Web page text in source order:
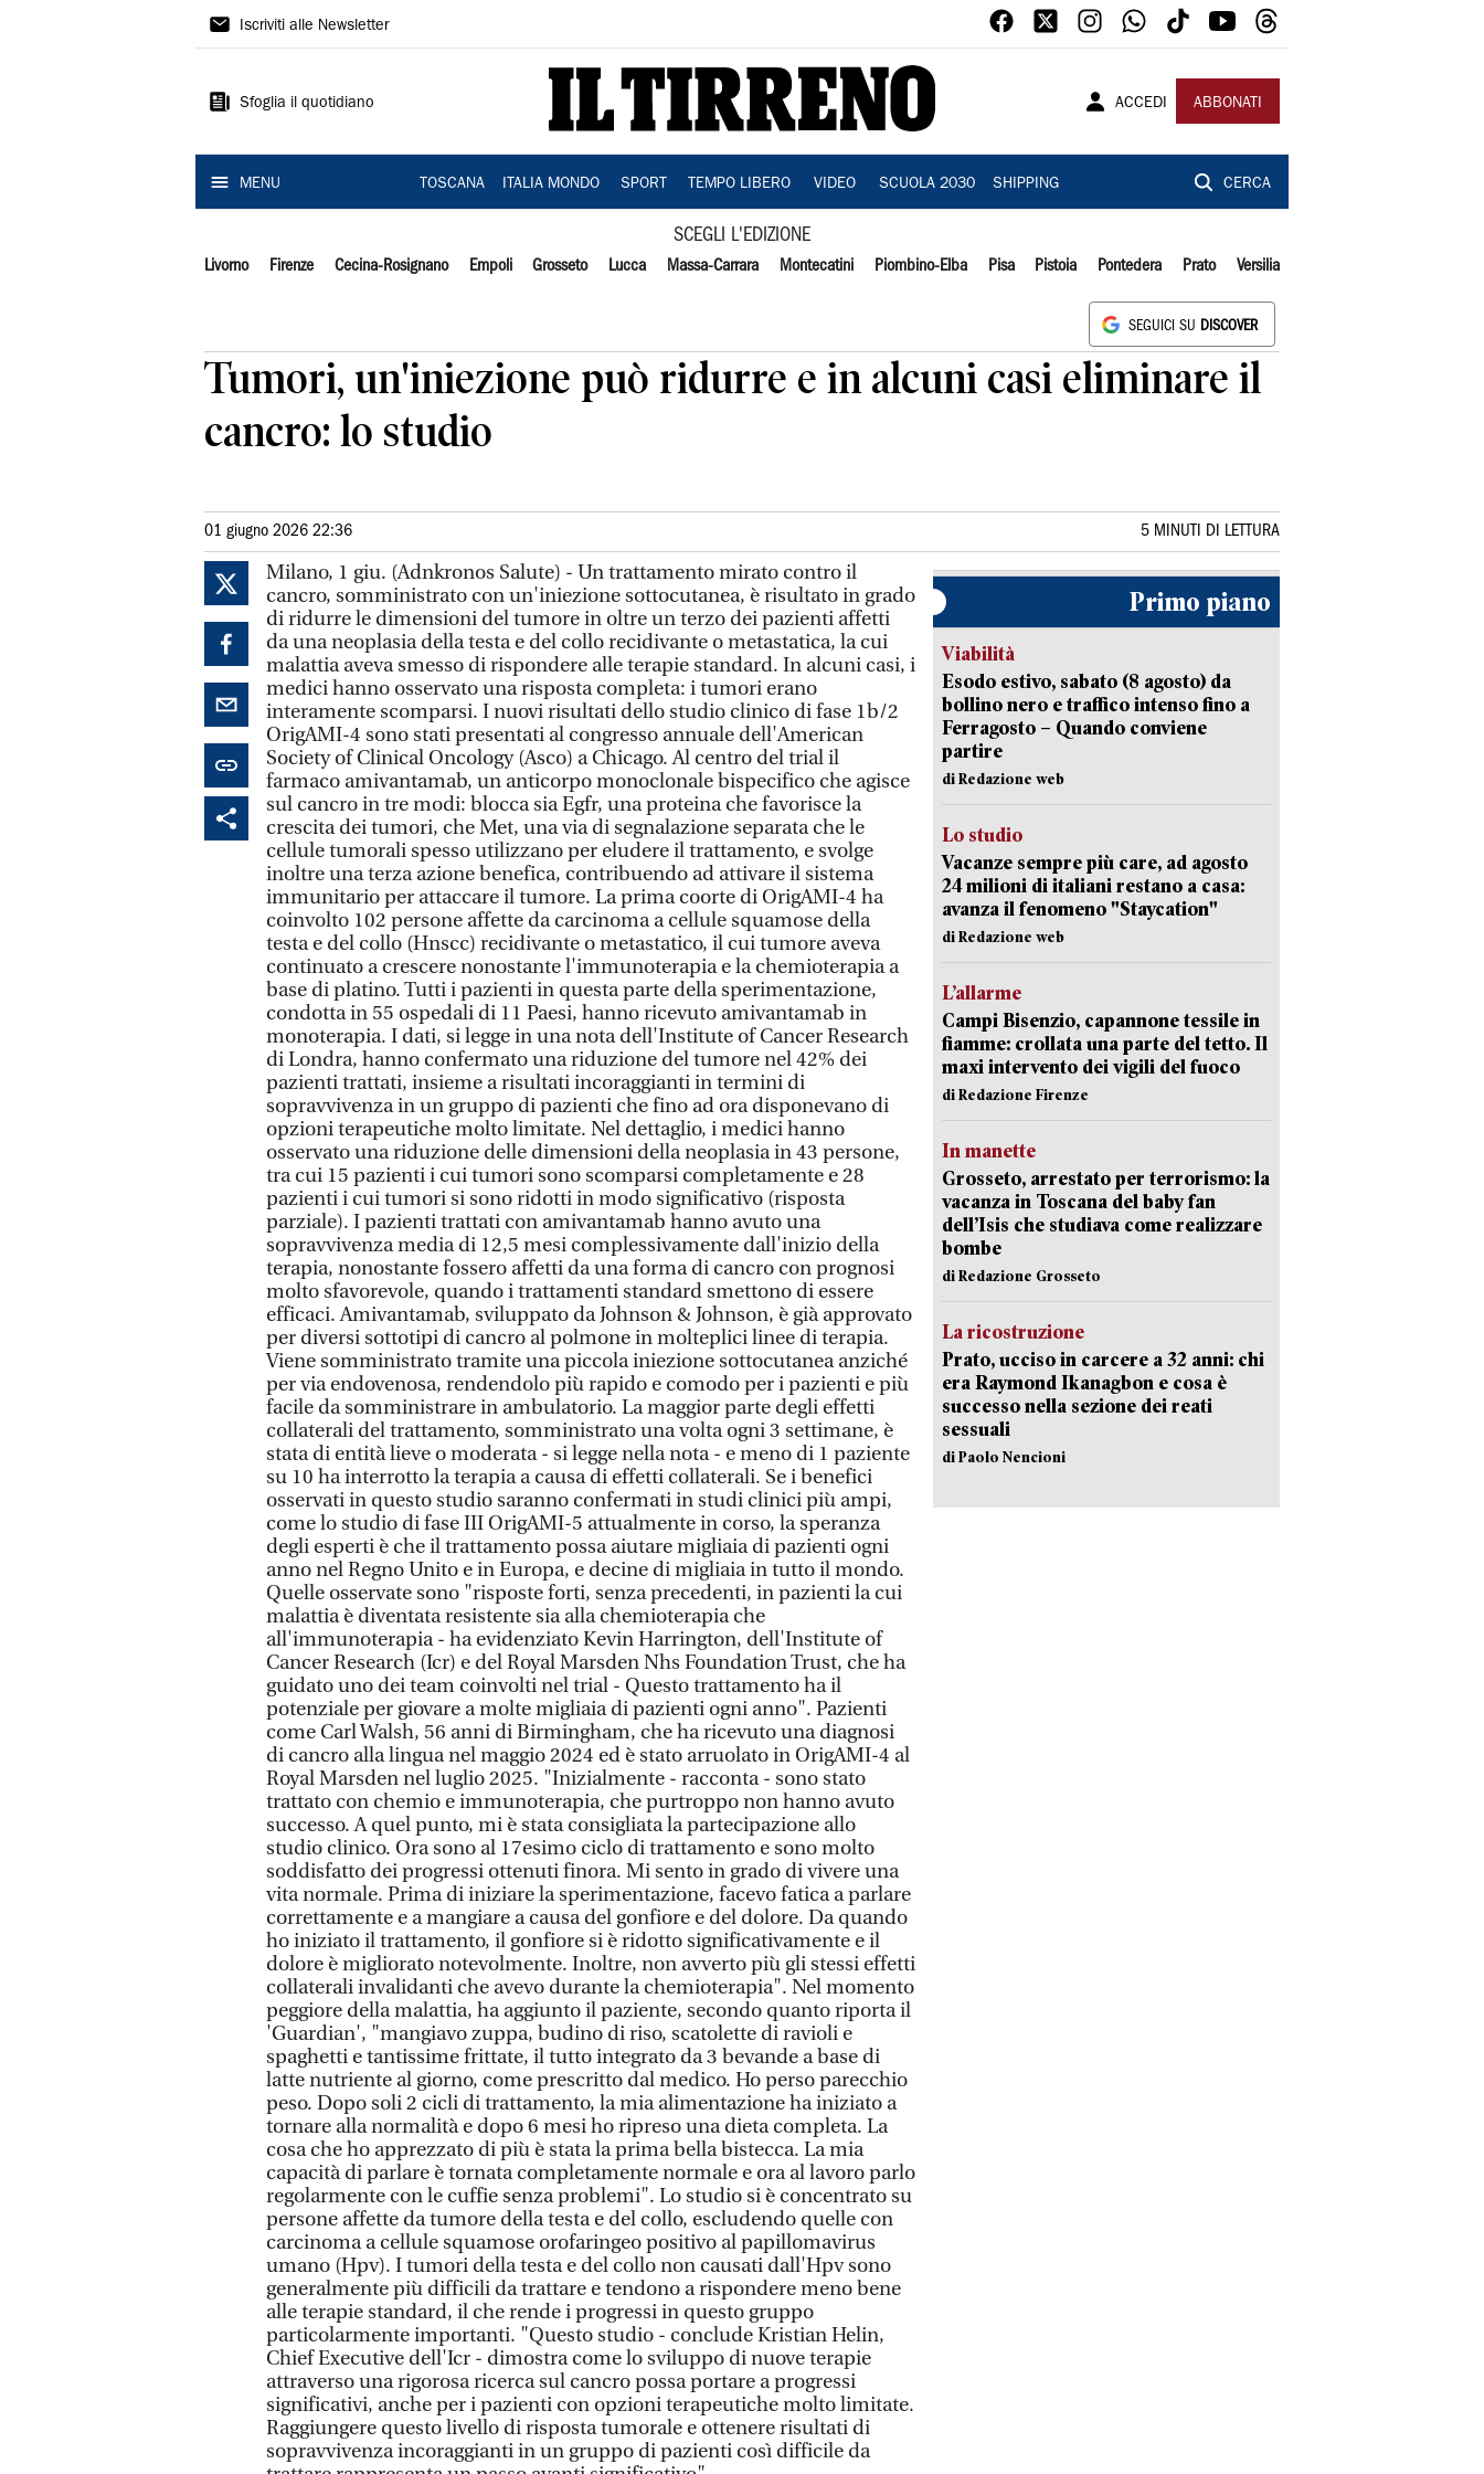
Il
Iscriviti alle Newsletter
Sfoglia il quotidiano ACCEDI ABBONATI
MENU TOSCANA ITALIA MONDO SPORT TEMPO LIBERO VIDEO SCUOLA 2030 SHIPPING CERCA
SCEGLI L'EDIZIONE
Livorno Firenze Cecina-Rosignano Empoli Grosseto Lucca Massa-Carrara Montecatini Piombino-Elba Pisa Pistoia Pontedera Prato Versilia
SEGUICI SU DISCOVER
Tumori, un'iniezione può ridurre e in alcuni casi eliminare il
cancro: lo studio
01 giugno 2026 22:36 5 MINUTI DI LETTURA
Milano, 1 giu. (Adnkronos Salute) - Un trattamento mirato contro il
cancro, somministrato con un'iniezione sottocutanea, è risultato in grado
di ridurre le dimensioni del tumore in oltre un terzo dei pazienti affetti
da una neoplasia della testa e del collo recidivante o metastatica, la cui
malattia aveva smesso di rispondere alle terapie standard. In alcuni casi, i
medici hanno osservato una risposta completa: i tumori erano
interamente scomparsi. I nuovi risultati dello studio clinico di fase 1b/2
OrigAMI-4 sono stati presentati al congresso annuale dell'American
Society of Clinical Oncology (Asco) a Chicago. Al centro del trial il
farmaco amivantamab, un anticorpo monoclonale bispecifico che agisce
sul cancro in tre modi: blocca sia Egfr, una proteina che favorisce la
crescita dei tumori, che Met, una via di segnalazione separata che le
cellule tumorali spesso utilizzano per eludere il trattamento, e svolge
inoltre una terza azione benefica, contribuendo ad attivare il sistema
immunitario per attaccare il tumore. La prima coorte di OrigAMI-4 ha
coinvolto 102 persone affette da carcinoma a cellule squamose della
testa e del collo (Hnscc) recidivante o metastatico, il cui tumore aveva
continuato a crescere nonostante l'immunoterapia e la chemioterapia a
base di platino. Tutti i pazienti in questa parte della sperimentazione,
condotta in 55 ospedali di 11 Paesi, hanno ricevuto amivantamab in
monoterapia. I dati, si legge in una nota dell'Institute of Cancer Research
di Londra, hanno confermato una riduzione del tumore nel 42% dei
pazienti trattati, insieme a risultati incoraggianti in termini di
sopravvivenza in un gruppo di pazienti che fino ad ora disponevano di
opzioni terapeutiche molto limitate. Nel dettaglio, i medici hanno
osservato una riduzione delle dimensioni della neoplasia in 43 persone,
tra cui 15 pazienti i cui tumori sono scomparsi completamente e 28
pazienti i cui tumori si sono ridotti in modo significativo (risposta
parziale). I pazienti trattati con amivantamab hanno avuto una
sopravvivenza media di 12,5 mesi complessivamente dall'inizio della
terapia, nonostante fossero affetti da una forma di cancro con prognosi
molto sfavorevole, quando i trattamenti standard smettono di essere
efficaci. Amivantamab, sviluppato da Johnson & Johnson, è già approvato
per diversi sottotipi di cancro al polmone in molteplici linee di terapia.
Viene somministrato tramite una piccola iniezione sottocutanea anziché
per via endovenosa, rendendolo più rapido e comodo per i pazienti e più
facile da somministrare in ambulatorio. La maggior parte degli effetti
collaterali del trattamento, somministrato una volta ogni 3 settimane, è
stata di entità lieve o moderata - si legge nella nota - e meno di 1 paziente
su 10 ha interrotto la terapia a causa di effetti collaterali. Se i benefici
osservati in questo studio saranno confermati in studi clinici più ampi,
come lo studio di fase III OrigAMI-5 attualmente in corso, la speranza
degli esperti è che il trattamento possa aiutare migliaia di pazienti ogni
anno nel Regno Unito e in Europa, e decine di migliaia in tutto il mondo.
Quelle osservate sono "risposte forti, senza precedenti, in pazienti la cui
malattia è diventata resistente sia alla chemioterapia che
all'immunoterapia - ha evidenziato Kevin Harrington, dell'Institute of
Cancer Research (Icr) e del Royal Marsden Nhs Foundation Trust, che ha
guidato uno dei team coinvolti nel trial - Questo trattamento ha il
potenziale per giovare a molte migliaia di pazienti ogni anno". Pazienti
come Carl Walsh, 56 anni di Birmingham, che ha ricevuto una diagnosi
di cancro alla lingua nel maggio 2024 ed è stato arruolato in OrigAMI-4 al
Royal Marsden nel luglio 2025. "Inizialmente - racconta - sono stato
trattato con chemio e immunoterapia, che purtroppo non hanno avuto
successo. A quel punto, mi è stata consigliata la partecipazione allo
studio clinico. Ora sono al 17esimo ciclo di trattamento e sono molto
soddisfatto dei progressi ottenuti finora. Mi sento in grado di vivere una
vita normale. Prima di iniziare la sperimentazione, facevo fatica a parlare
correttamente e a mangiare a causa del gonfiore e del dolore. Da quando
ho iniziato il trattamento, il gonfiore si è ridotto significativamente e il
dolore è migliorato notevolmente. Inoltre, non avverto più gli stessi effetti
collaterali invalidanti che avevo durante la chemioterapia". Nel momento
peggiore della malattia, ha aggiunto il paziente, secondo quanto riporta il
'Guardian', "mangiavo zuppa, budino di riso, scatolette di ravioli e
spaghetti e tantissime frittate, il tutto integrato da 3 bevande a base di
latte nutriente al giorno, come prescritto dal medico. Ho perso parecchio
peso. Dopo soli 2 cicli di trattamento, la mia alimentazione ha iniziato a
tornare alla normalità e dopo 6 mesi ho ripreso una dieta completa. La
cosa che ho apprezzato di più è stata la prima bella bistecca. La mia
capacità di parlare è tornata completamente normale e ora al lavoro parlo
regolarmente con le cuffie senza problemi". Lo studio si è concentrato su
persone affette da tumore della testa e del collo, escludendo quelle con
carcinoma a cellule squamose orofaringeo positivo al papillomavirus
umano (Hpv). I tumori della testa e del collo non causati dall'Hpv sono
generalmente più difficili da trattare e tendono a rispondere meno bene
alle terapie standard, il che rende i progressi in questo gruppo
particolarmente importanti. "Questo studio - conclude Kristian Helin,
Chief Executive dell'Icr - dimostra come lo sviluppo di nuove terapie
attraverso una rigorosa ricerca sul cancro possa portare a progressi
significativi, anche per i pazienti con opzioni terapeutiche molto limitate.
Raggiungere questo livello di risposta tumorale e ottenere risultati di
sopravvivenza incoraggianti in un gruppo di pazienti così difficile da
Primo piano
Viabilità
Esodo estivo, sabato (8 agosto) da
bollino nero e traffico intenso fino a
Ferragosto – Quando conviene
partire
di Redazione web
Lo studio
Vacanze sempre più care, ad agosto
24 milioni di italiani restano a casa:
avanza il fenomeno "Staycation"
di Redazione web
L’allarme
Campi Bisenzio, capannone tessile in
fiamme: crollata una parte del tetto. Il
maxi intervento dei vigili del fuoco
di Redazione Firenze
In manette
Grosseto, arrestato per terrorismo: la
vacanza in Toscana del baby fan
dell’Isis che studiava come realizzare
bombe
di Redazione Grosseto
La ricostruzione
Prato, ucciso in carcere a 32 anni: chi
era Raymond Ikanagbon e cosa è
successo nella sezione dei reati
sessuali
di Paolo Nencioni